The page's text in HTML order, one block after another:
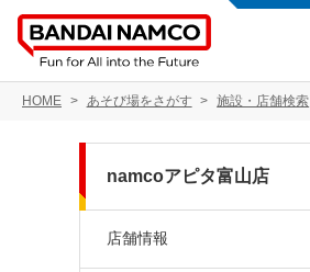
HOME あそび場をさがす 施設・店舗検索
namcoアピタ富山店
店舗情報